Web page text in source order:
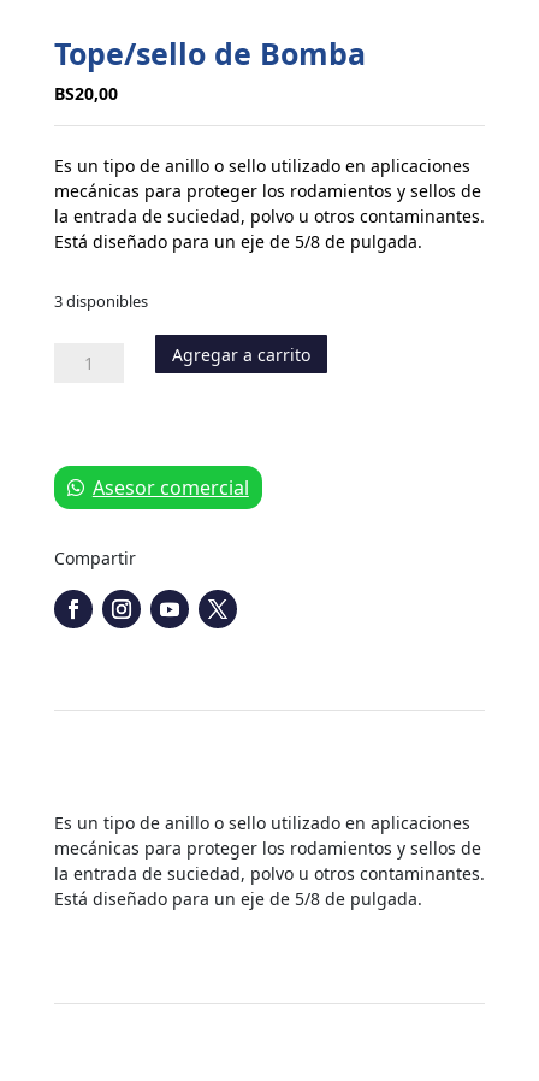
Tope/sello de Bomba
BS20,00
Es un tipo de anillo o sello utilizado en aplicaciones
mecánicas para proteger los rodamientos y sellos de
la entrada de suciedad, polvo u otros contaminantes.
Está diseñado para un eje de 5/8 de pulgada.
3 disponibles
Tope/sello
Agregar a carrito
Asesor comercial
Compartir
Es un tipo de anillo o sello utilizado en aplicaciones
mecánicas para proteger los rodamientos y sellos de
la entrada de suciedad, polvo u otros contaminantes.
Está diseñado para un eje de 5/8 de pulgada.